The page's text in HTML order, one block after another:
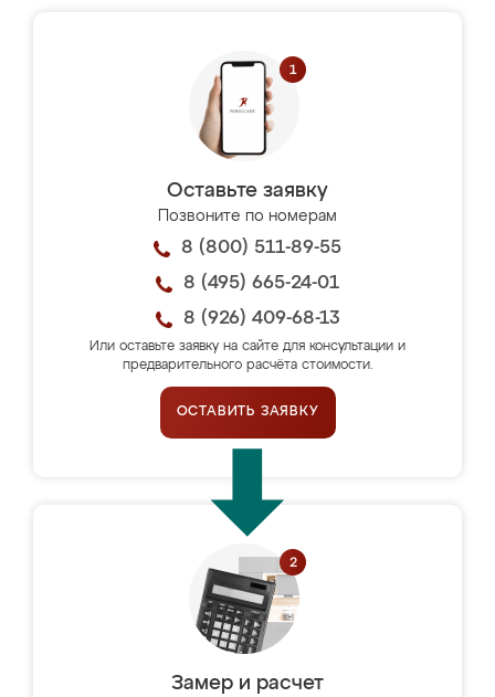
Оставьте заявку
Позвоните по номерам
8 (800) 511-89-55
8 (495) 665-24-01
8 (926) 409-68-13
Или оставьте заявку на сайте для консультации и
предварительного расчёта стоимости.
ОСТАВИТЬ ЗАЯВКУ
Замер и расчет